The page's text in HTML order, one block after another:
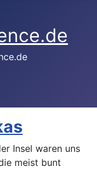
Insel waren uns
meist bunt